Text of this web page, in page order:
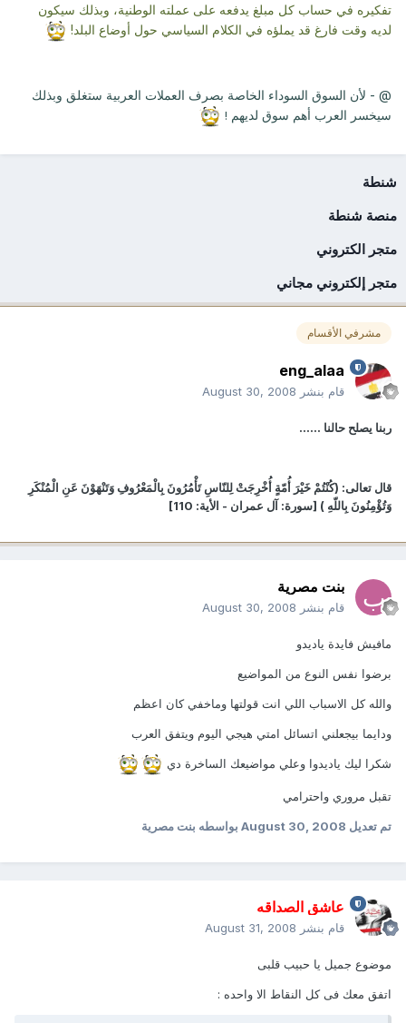
تفكيره في حساب كل مبلغ يدفعه على عملته الوطنية، وبذلك سيكون
لديه وقت فارغ قد يملؤه في الكلام السياسي حول أوضاع البلد!
@ - لأن السوق السوداء الخاصة بصرف العملات العربية ستغلق وبذلك
سيخسر العرب أهم سوق لديهم!
شنطة
منصة شنطة
متجر الكتروني
متجر إلكتروني مجاني
مشرفي الأقسام
eng_alaa
قام بنشر August 30, 2008
ربنا يصلح حالنا ......
قال تعالى: (كُنْتُمْ خَيْرَ أُمّةٍ أُخْرِجَتْ لِلنّاسِ تَأْمُرُونَ بِالْمَعْرُوفِ وَتَنْهَوْنَ عَنِ الْمُنْكَرِ
وَتُؤْمِنُونَ بِاللّهِ ) [سورة: آل عمران - الأية: 110]
بنت مصرية
قام بنشر August 30, 2008
مافيش فايدة ياديدو
برضوا نفس النوع من المواضيع
والله كل الاسباب اللي انت قولتها وماخفي كان اعظم
ودايما بيجعلني اتسائل امتي هيجي اليوم ويتفق العرب
شكرا ليك ياديدوا وعلي مواضيعك الساخرة دي
تقبل مروري واحترامي
تم تعديلAugust 30, 2008بواسطه بنت مصرية
عاشق الصداقه
قام بنشر August 31, 2008
موضوع جميل يا حبيب قلبى
اتفق معك فى كل النقاط الا واحده :